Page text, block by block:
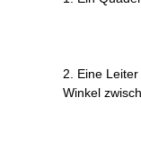
2. Eine
Winkel